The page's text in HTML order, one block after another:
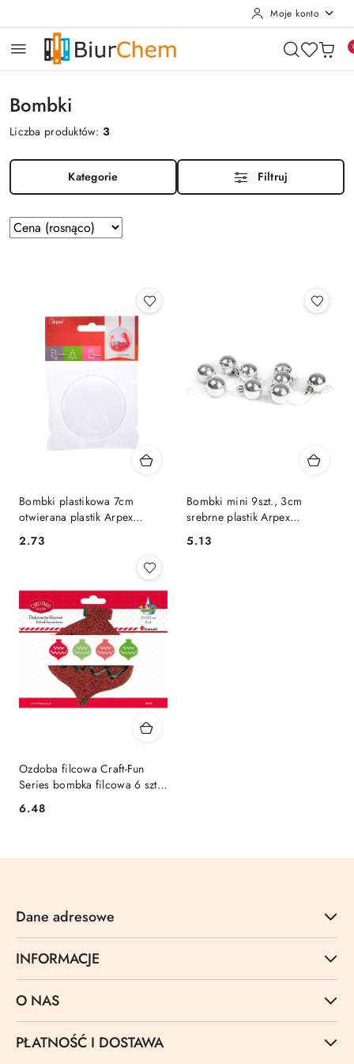
Moje konto
Bombki
Liczba produktów:3
Kategorie Filtruj
Zastosowano
sortowanie:
Sortuj
według
Bombki plastikowa 7cm
otwierana plastik Arpex
(BN4023)
Cena:
2.73
Bombki mini 9szt., 3cm
srebrne plastik Arpex
(BN6172SRE-4788)
Cena:
5.13
Ozdoba filcowa Craft-Fun
Series bombka filcowa 6 szt
Cena:
6.48
Dane adresowe
INFORMACJE
O NAS
PŁATNOŚĆ I DOSTAWA